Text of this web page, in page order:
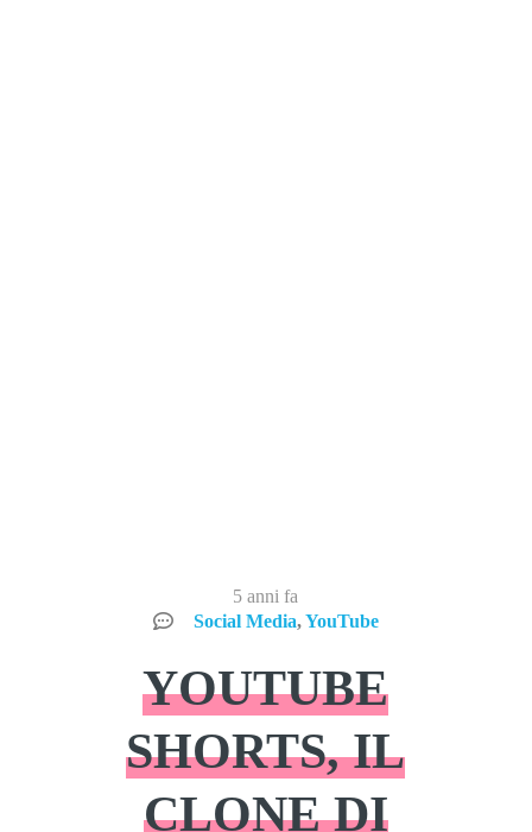
5 anni fa
Social Media,YouTube
YOUTUBE
SHORTS, IL
CLONE DI